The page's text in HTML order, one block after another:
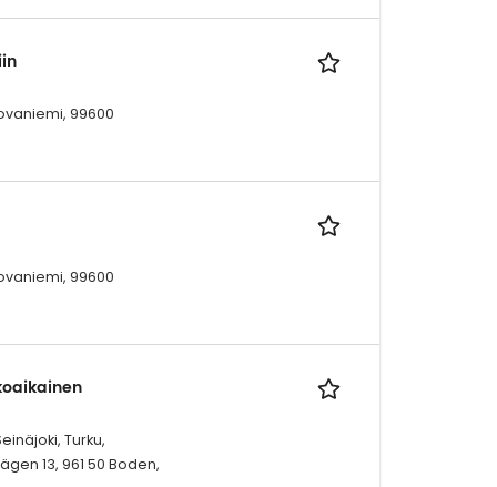
99600
99600
Turku,
13, 961 50 Boden,